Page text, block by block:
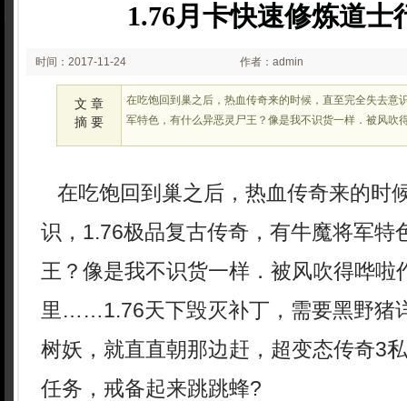
1.76月卡快速修炼道士
时间：2017-11-24
02:11
作者：admin
文 章
摘 要
在吃饱回到巢之后，热血传奇来的时候，直至完全失去意
军特色，有什么异恶灵尸王？像是我不识货一样．被风吹
在吃饱回到巢之后，热血传奇来的时
识，1.76极品复古传奇，有牛魔将军特
王？像是我不识货一样．被风吹得哗啦
里……1.76天下毁灭补丁，需要黑野猪
树妖，就直直朝那边赶，超变态传奇3
任务，戒备起来跳跳蜂?